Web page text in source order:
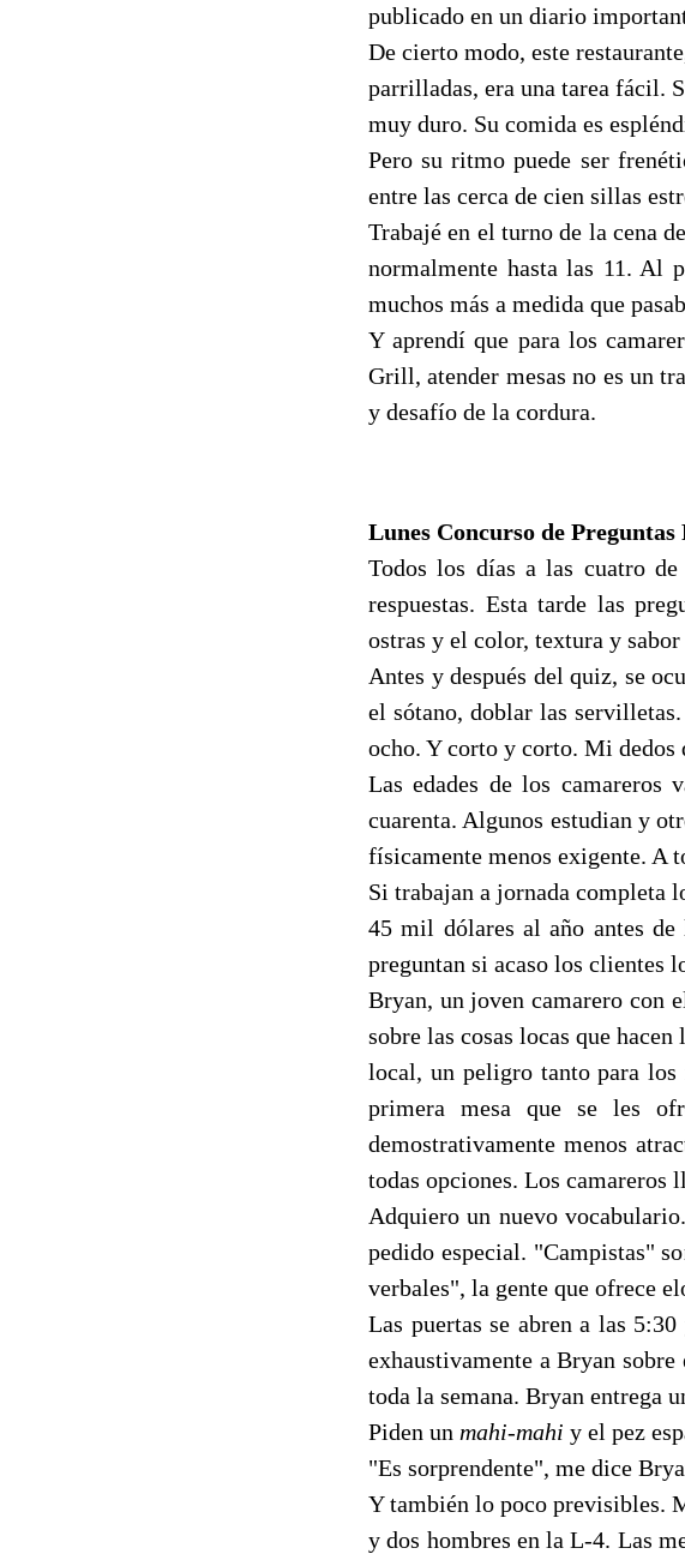
publicado en un diario
De cierto modo, este
parrilladas, era una tarea fácil.
muy duro. Su comida es
Pero su ritmo puede ser
entre las cerca de cien sillas
Trabajé en el turno de la cena
normalmente hasta las 11. Al
muchos más a medida que
Y aprendí que para los
Grill, atender mesas no es un
y desafío de la cordura.
Lunes Concurso de
Todos los días a las cuatro
respuestas. Esta tarde las
ostras y el color, textura y sabor
Antes y después del quiz, se
el sótano, doblar las
ocho. Y corto y corto. Mi dedos
Las edades de los camareros
cuarenta. Algunos estudian y
físicamente menos exigente. A
Si trabajan a jornada completa
45 mil dólares al año antes de
preguntan si acaso los clientes
Bryan, un joven camarero con
sobre las cosas locas que
local, un peligro tanto para los
primera mesa que se les
demostrativamente menos
todas opciones. Los camareros
Adquiero un nuevo
pedido especial. "Campistas"
verbales", la gente que ofrece
Las puertas se abren a las
exhaustivamente a Bryan
toda la semana. Bryan entrega
Piden un mahi-mahi y el pez
"Es sorprendente", me dice
Y también lo poco previsibles.
y dos hombres en la L-4. Las